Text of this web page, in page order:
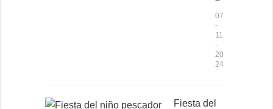
07
-
11
-
20
24
Fiesta del